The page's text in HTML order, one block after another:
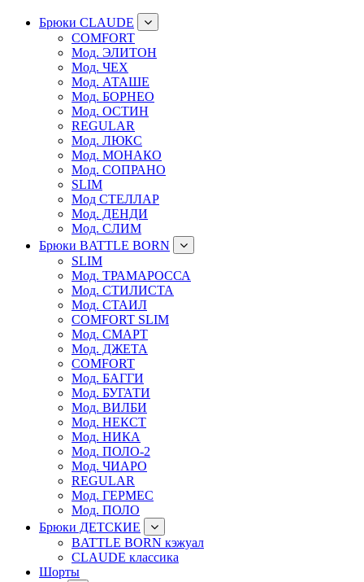
Брюки CLAUDE
COMFORT
Мод. ЭЛИТОН
Мод. ЧЕХ
Мод. АТАШЕ
Мод. БОРНЕО
Мод. ОСТИН
REGULAR
Мод. ЛЮКС
Мод. МОНАКО
Мод. СОПРАНО
SLIM
Мод СТЕЛЛАР
Мод. ДЕНДИ
Мод. СЛИМ
Брюки BATTLE BORN
SLIM
Мод. ТРАМАРОССА
Мод. СТИЛИСТА
Мод. СТАИЛ
COMFORT SLIM
Мод. СМАРТ
Мод. ДЖЕТА
COMFORT
Мод. БАГГИ
Мод. БУГАТИ
Мод. ВИЛБИ
Мод. НЕКСТ
Мод. НИКА
Мод. ПОЛО-2
Мод. ЧИАРО
REGULAR
Мод. ГЕРМЕС
Мод. ПОЛО
Брюки ДЕТСКИЕ
BATTLE BORN кэжуал
CLAUDE классика
Шорты